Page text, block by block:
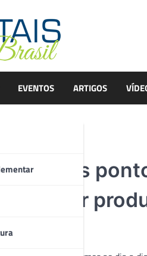
EVENTOS ARTIGOS
quais
ser